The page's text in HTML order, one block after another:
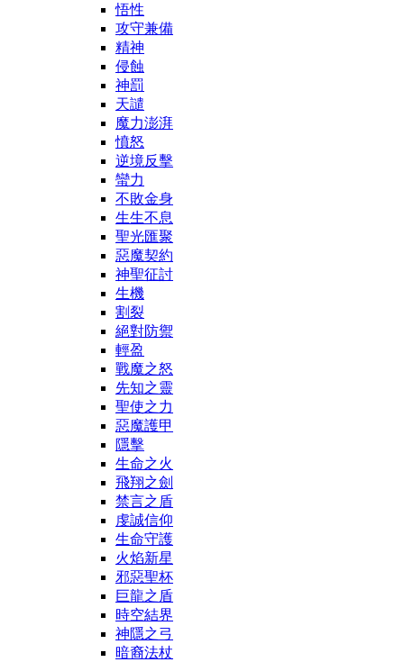
悟性
攻守兼備
精神
侵蝕
神罰
天譴
魔力澎湃
憤怒
逆境反擊
蠻力
不敗金身
生生不息
聖光匯聚
惡魔契約
神聖征討
生機
割裂
絕對防禦
輕盈
戰魔之怒
先知之靈
聖使之力
惡魔護甲
隱擊
生命之火
飛翔之劍
禁言之盾
虔誠信仰
生命守護
火焰新星
邪惡聖杯
巨龍之盾
時空結界
神隱之弓
暗裔法杖